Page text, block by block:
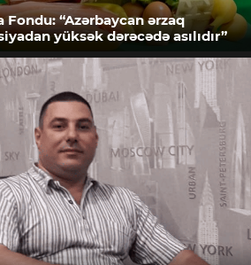
“Azərbaycan ərzaq
yüksək dərəcədə asılıdır”